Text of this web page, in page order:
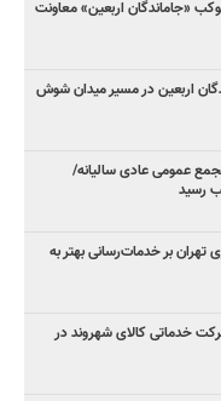
«جاماندگان اربعین» معاونت
اربعین در مسیر میدان شوش
عمومی عادی سالیانه/
تهران بر خدمات‌رسانی بهتر به
خدماتی کالای شهروند در